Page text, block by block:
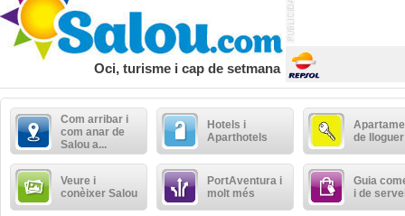
Oci, turisme i cap de setmana
Com arribar i
com anar de
Salou a...
Hotels i
Aparthotels
de lloguer
Veure i
conèixer Salou
PortAventura i
molt més
Guia
i de